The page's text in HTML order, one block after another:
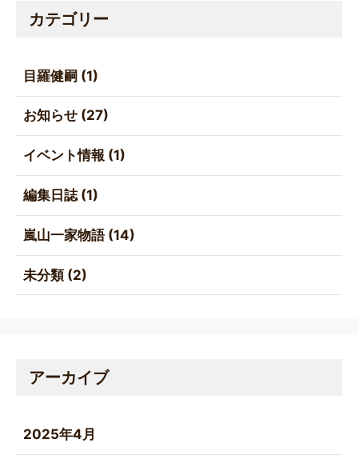
カテゴリー
目羅健嗣 (1)
お知らせ(27)
イベント情報 (1)
編集日誌(1)
嵐山一家物語(14)
未分類(2)
アーカイブ
2025年4月